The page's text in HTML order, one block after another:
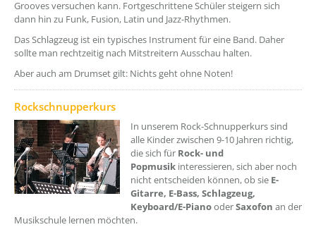
Grooves versuchen kann. Fortgeschrittene Schüler steigern sich
dann hin zu Funk, Fusion, Latin und Jazz-Rhythmen.
Das Schlagzeug ist ein typisches Instrument für eine Band. Daher
sollte man rechtzeitig nach Mitstreitern Ausschau halten.
Aber auch am Drumset gilt: Nichts geht ohne Noten!
??? absaetzeOben[6]/titel ???
Rockschnupperkurs
In unserem Rock-Schnupperkurs sind
alle Kinder zwischen 9-10 Jahren richtig,
die sich für Rock- und
Popmusik interessieren, sich aber noch
nicht entscheiden können, ob sie E-
Gitarre, E-Bass, Schlagzeug,
Keyboard/E-PianooderSaxofon an der
Musikschule lernen möchten.